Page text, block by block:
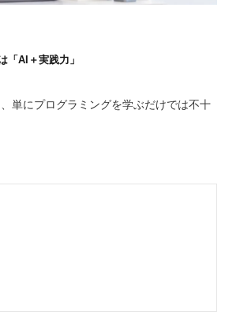
「AI＋実践力」
単にプログラミングを学ぶだけでは不十